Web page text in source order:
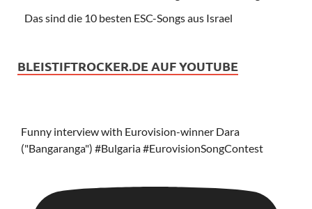
Das sind die 10 besten ESC-Songs aus Israel
BLEISTIFTROCKER.DE AUF YOUTUBE
Funny interview with Eurovision-winner Dara
("Bangaranga") #Bulgaria #EurovisionSongContest